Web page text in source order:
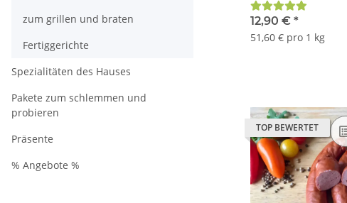
12,90 € *
51,60 € pro 1 kg
TOP BEWERTET
zum grillen und braten
Fertiggerichte
Spezialitäten des Hauses
Pakete zum schlemmen und
probieren
Präsente
% Angebote %